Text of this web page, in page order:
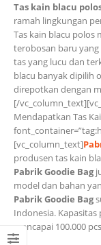
Tas kain blacu
ramah lingkungan
Tas kain blacu polos
terobosan baru
tas yang lucu dan
blacu banyak dipilih
direpotkan dengan
[/
Mendapatkan Tas
[vc_column_text]
produsen tas kain
Pabrik Goodie Bag
model dan bahan
Pabrik Goodie Bag
Indonesia.
mencapai 100.000